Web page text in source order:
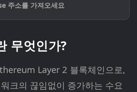
주소를 가져오세요
무엇인가?
Layer 2 블록체인으로,
크의 끊임없이 증가하는 수요